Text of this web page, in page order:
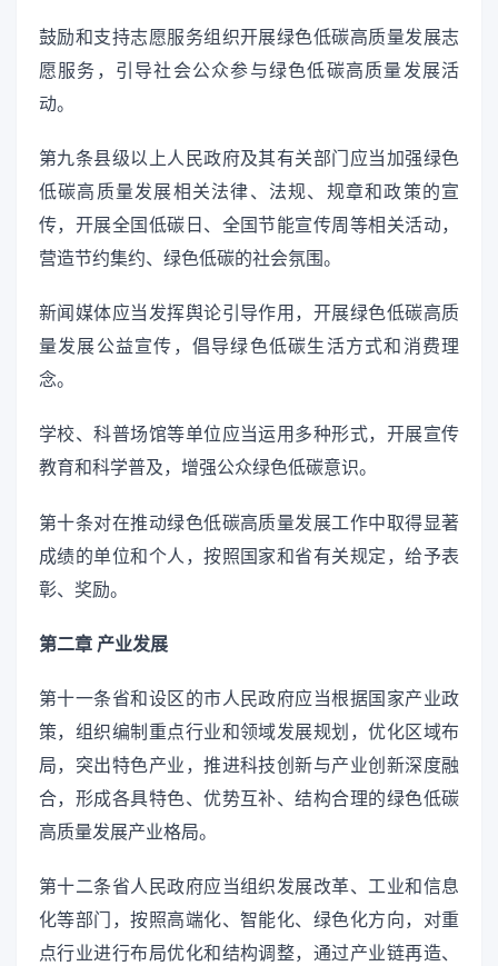
鼓励和支持志愿服务组织开展绿色低碳高质量发展志
愿服务，引导社会公众参与绿色低碳高质量发展活
动。
第九条县级以上人民政府及其有关部门应当加强绿色
低碳高质量发展相关法律、法规、规章和政策的宣
传，开展全国低碳日、全国节能宣传周等相关活动，
营造节约集约、绿色低碳的社会氛围。
新闻媒体应当发挥舆论引导作用，开展绿色低碳高质
量发展公益宣传，倡导绿色低碳生活方式和消费理
念。
学校、科普场馆等单位应当运用多种形式，开展宣传
教育和科学普及，增强公众绿色低碳意识。
第十条对在推动绿色低碳高质量发展工作中取得显著
成绩的单位和个人，按照国家和省有关规定，给予表
彰、奖励。
第二章 产业发展
第十一条省和设区的市人民政府应当根据国家产业政
策，组织编制重点行业和领域发展规划，优化区域布
局，突出特色产业，推进科技创新与产业创新深度融
合，形成各具特色、优势互补、结构合理的绿色低碳
高质量发展产业格局。
第十二条省人民政府应当组织发展改革、工业和信息
化等部门，按照高端化、智能化、绿色化方向，对重
点行业进行布局优化和结构调整，通过产业链再造、